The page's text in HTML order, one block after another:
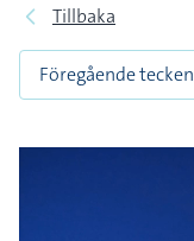
Tillbaka
Föregående tecken